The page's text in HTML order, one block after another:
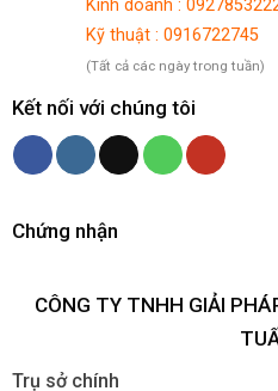
Kinh doanh :
Kỹ thuật : 0916722745
(Tất cả các ngày trong tuần)
Kết nối với chúng tôi
Chứng nhận
CÔNG TY TNHH GIẢI
Trụ sở chính